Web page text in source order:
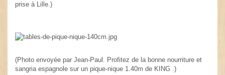
prise à Lille.)
(Photo envoyée par Jean-Paul. Profitez de la bonne nourriture et
sangria espagnole sur un pique-nique 1.40m de KING .)